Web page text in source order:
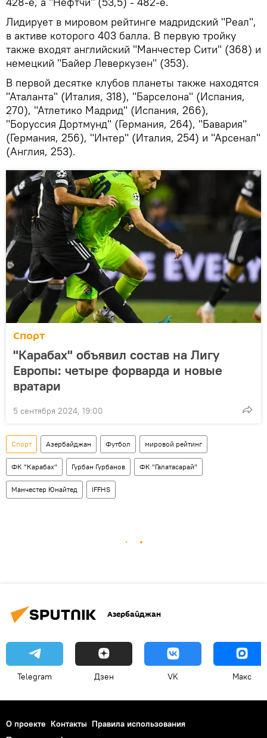
Лидирует в мировом рейтинге мадридский "Реал",
в активе которого 403 балла. В первую тройку
также входят английский "Манчестер Сити" (368) и
немецкий "Байер Леверкузен" (353).
В первой десятке клубов планеты также находятся
"Аталанта" (Италия, 318), "Барселона" (Испания,
270), "Атлетико Мадрид" (Испания, 266),
"Боруссия Дортмунд" (Германия, 264), "Бавария"
(Германия, 256), "Интер" (Италия, 254) и "Арсенал"
(Англия, 253).
Спорт
"Карабах" объявил состав на Лигу
Европы: четыре форварда и новые
вратари
5 сентября 2024, 19:00
Спорт Азербайджан Футбол мировой рейтинг
ФК "Карабах" Гурбан Гурбанов ФК "Галатасарай"
Манчестер Юнайтед IFFHS
Азербайджан
Telegram Дзен VK Макс
О проекте Контакты Правила использования